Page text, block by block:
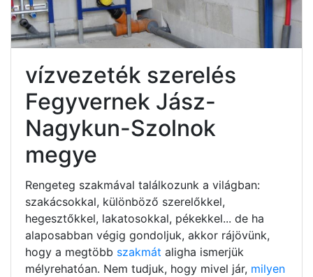
vízvezeték szerelés
Fegyvernek Jász-
Nagykun-Szolnok
megye
Rengeteg szakmával találkozunk a világban:
szakácsokkal, különböző szerelőkkel,
hegesztőkkel, lakatosokkal, pékekkel... de ha
alaposabban végig gondoljuk, akkor rájövünk,
hogy a megtöbb szakmát aligha ismerjük
mélyrehatóan. Nem tudjuk, hogy mivel jár, milyen